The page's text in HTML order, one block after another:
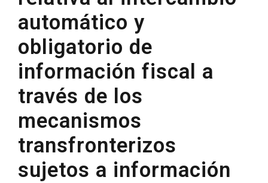
automático y
obligatorio de
información fiscal a
través de los
mecanismos
transfronterizos
sujetos a información